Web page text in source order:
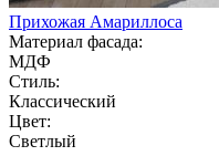
Прихожая Амариллоса
Материал фасада:
МДФ
Стиль:
Классический
Цвет:
Светлый